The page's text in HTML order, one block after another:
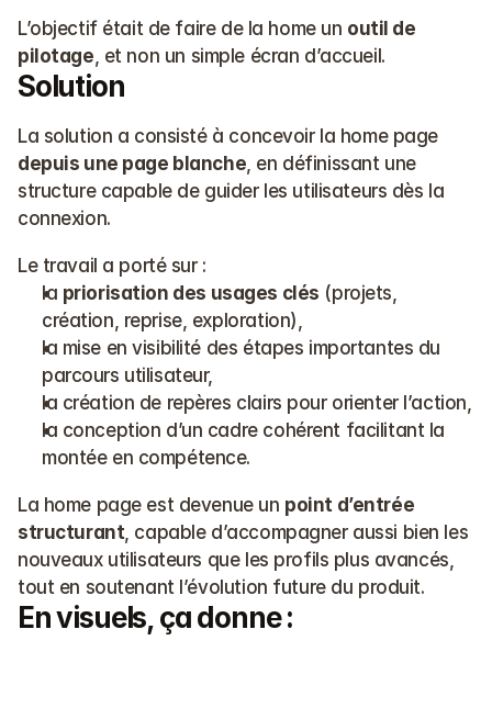
L’objectif était de faire de la home un outil de
pilotage, et non un simple écran d’accueil.
Solution
depuis une page blanche, en définissant une
structure capable de guider les utilisateurs dès la
connexion.
Le travail a porté sur :
la priorisation des usages clés (projets,
création, reprise, exploration),
la mise en visibilité des étapes importantes du
parcours utilisateur,
la création de repères clairs pour orienter l’action,
la conception d’un cadre cohérent facilitant la
montée en compétence.
La home page est devenue un point d’entrée
structurant, capable d’accompagner aussi bien les
nouveaux utilisateurs que les profils plus avancés,
tout en soutenant l’évolution future du produit.
En visuels, ça donne :